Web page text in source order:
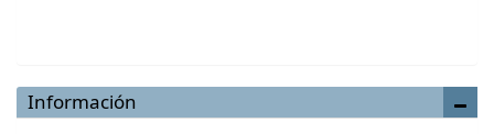
Información